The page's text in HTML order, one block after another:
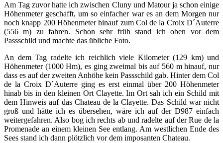
Am Tag zuvor hatte ich zwischen Cluny und Matour ja schon einige
Höhenmeter geschafft, um so einfacher war es an dem Morgen nur
noch knapp 200 Höhenmeter hinauf zum Col de la Croix D´Auterre
(556 m) zu fahren. Schon sehr früh stand ich oben vor dem
Passschild und machte das übliche Foto.
An dem Tag radelte ich reichlich viele Kilometer (129 km) und
Höhenmeter (1000 Hm), es ging zweimal bis auf 560 m hinauf, nur
dass es auf der zweiten Anhöhe kein Passschild gab. Hinter dem Col
de la Croix D´Auterre ging es erst einmal über 200 Höhenmeter
hinab bis in den kleinen Ort Clayette. Im Ort sah ich ein Schild mit
dem Hinweis auf das Chateau de la Clayette. Das Schild war nicht
groß und hätte ich es übersehen, wäre ich auf der D987 einfach
weitergefahren. Also bog ich rechts ab und radelte auf der Rue de la
Promenade an einem kleinen See entlang. Am westlichen Ende des
Sees stand ich dann plötzlich vor dem imposanten Chateau.